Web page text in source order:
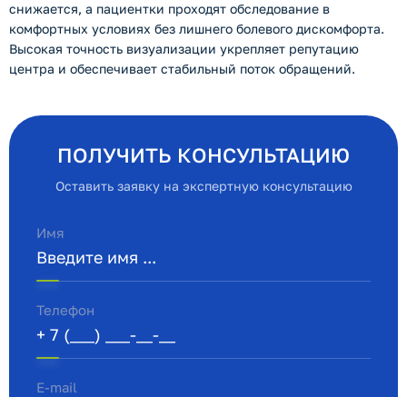
снижается, а пациентки проходят обследование в
комфортных условиях без лишнего болевого дискомфорта.
Высокая точность визуализации укрепляет репутацию
центра и обеспечивает стабильный поток обращений.
ПОЛУЧИТЬ КОНСУЛЬТАЦИЮ
Оставить заявку на экспертную консультацию
Имя
Телефон
E-mail